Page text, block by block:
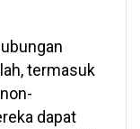
termasuk
dapat